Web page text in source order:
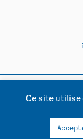
Contact
Ce site utilise